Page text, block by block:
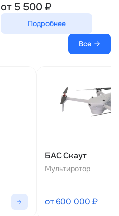
от 5 500 ₽
Подробнее
Все
БАС Скаут
Мультиротор
от 600 000 ₽